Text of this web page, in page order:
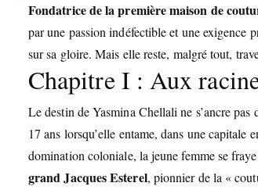
Fondatrice de la première maison de
par une passion indéfectible et une exigence
sur sa gloire. Mais elle reste, malgré tout,
Chapitre I : Aux
Le destin de Yasmina Chellali ne s’ancre
17 ans lorsqu’elle entame, dans une
domination coloniale, la jeune femme se
grand Jacques Esterel, pionnier de la «